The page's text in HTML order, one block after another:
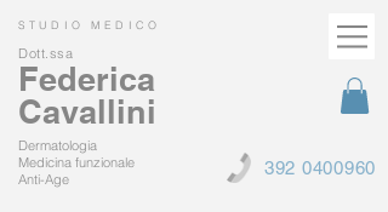
STUDIO MEDICO
Dott.ssa
Federica
Cavallini
Dermatologia
Medicina funzionale
Anti-Age
392 0400960